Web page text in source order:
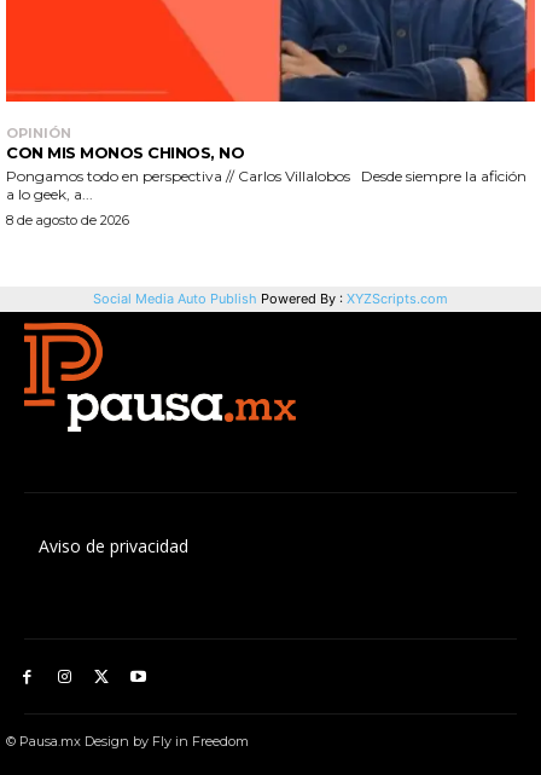
Aviso de privacidad
© Pausa.mx Design by Fly in Freedom